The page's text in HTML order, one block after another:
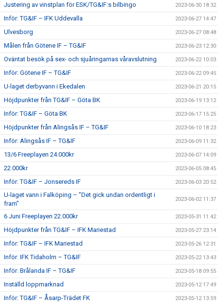
Justering av vinstplan för ESK/TG&IF:s bilbingo 2023-06-30 18:32
Inför: TG&IF – IFK Uddevalla 2023-06-27 14:47
Ulvesborg 2023-06-27 08:48
Målen från Götene IF – TG&IF 2023-06-23 12:30
Oväntat besök på sex- och sjuåringarnas våravslutning 2023-06-22 10:03
Inför: Götene IF – TG&IF 2023-06-22 09:45
U-laget derbyvann i Ekedalen 2023-06-21 20:15
Höjdpunkter från TG&IF – Göta BK 2023-06-19 13:12
Inför: TG&IF – Göta BK 2023-06-17 15:25
Höjdpunkter från Alingsås IF – TG&IF 2023-06-10 18:23
Inför: Alingsås IF – TG&IF 2023-06-09 11:32
13/6 Freeplayen 24.000kr 2023-06-07 14:09
22.000kr 2023-06-05 08:45
Inför: TG&IF – Jonsereds IF 2023-06-03 20:52
U-laget vann i Falköping – ”Det gick undan ordentligt i
fram”
2023-06-02 11:37
6 Juni Freeplayen 22.000kr 2023-05-31 11:42
Höjdpunkter från TG&IF – IFK Mariestad 2023-05-27 23:14
Inför: TG&IF – IFK Mariestad 2023-05-26 12:31
Inför: IFK Tidaholm – TG&IF 2023-05-22 13:43
Inför: Brålanda IF – TG&IF 2023-05-18 09:55
Inställd loppmarknad 2023-05-12 17:49
Inför: TG&IF – Åsarp-Trädet FK 2023-05-12 13:59